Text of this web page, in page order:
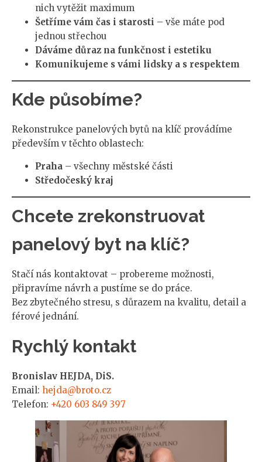
nich vytěžit maximum
Šetříme vám čas i starosti – vše máte pod
jednou střechou
Dáváme důraz na funkčnost i estetiku
Komunikujeme s vámi lidsky a s respektem
Kde působíme?
Rekonstrukce panelových bytů na klíč provádíme
především v těchto oblastech:
Praha – všechny městské části
Středočeský kraj
Chcete zrekonstruovat
panelový byt na klíč?
Stačí nás kontaktovat – probereme možnosti,
připravíme návrh a pustíme se do práce.
Bez zbytečného stresu, s důrazem na kvalitu, detail a
férové jednání.
Rychlý kontakt
Bronislav HEJDA, DiS.
Email: hejda@broto.cz
Telefon: +420 603 849 397